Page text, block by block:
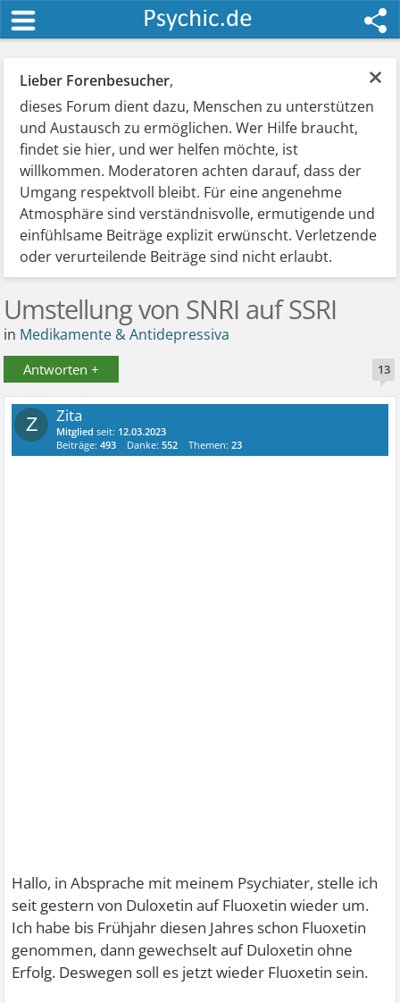
×
Lieber Forenbesucher,
dieses Forum dient dazu, Menschen zu unterstützen
und Austausch zu ermöglichen. Wer Hilfe braucht,
findet sie hier, und wer helfen möchte, ist
willkommen. Moderatoren achten darauf, dass der
Umgang respektvoll bleibt. Für eine angenehme
Atmosphäre sind verständnisvolle, ermutigende und
einfühlsame Beiträge explizit erwünscht. Verletzende
oder verurteilende Beiträge sind nicht erlaubt.
Umstellung von SNRI auf SSRI
in Medikamente & Antidepressiva
Antworten + 13
Z Zita
Mitglied seit: 12.03.2023
Beiträge:493 Danke:552 Themen:23
Hallo, in Absprache mit meinem Psychiater, stelle ich
seit gestern von Duloxetin auf Fluoxetin wieder um.
Ich habe bis Frühjahr diesen Jahres schon Fluoxetin
genommen, dann gewechselt auf Duloxetin ohne
Erfolg. Deswegen soll es jetzt wieder Fluoxetin sein.